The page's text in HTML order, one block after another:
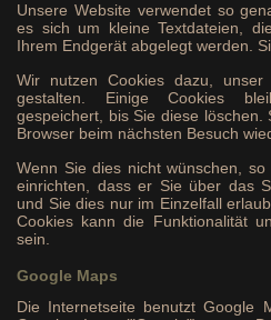
Unsere Website verwendet so
es sich um kleine Textdateien,
Ihrem Endgerät abgelegt werden.
Wir nutzen Cookies dazu, unser
gestalten. Einige Cookies
gespeichert, bis Sie diese
Browser beim nächsten Besuch
Wenn Sie dies nicht wünschen,
einrichten, dass er Sie über das
und Sie dies nur im Einzelfall
Cookies kann die Funktionalität
sein.
Google Maps
Die Internetseite benutzt Google